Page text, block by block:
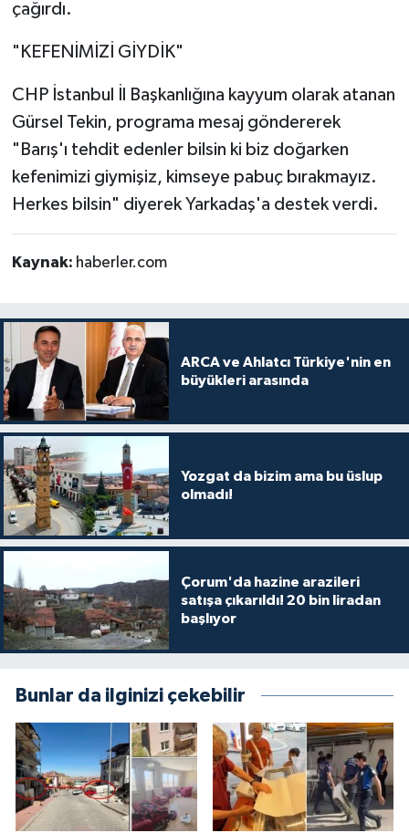
çağırdı.
"KEFENİMİZİ GİYDİK"
CHP İstanbul İl Başkanlığına kayyum olarak atanan
Gürsel Tekin, programa mesaj göndererek
"Barış'ı tehdit edenler bilsin ki biz doğarken
kefenimizi giymişiz, kimseye pabuç bırakmayız.
Herkes bilsin" diyerek Yarkadaş'a destek verdi.
Kaynak: haberler.com
ARCA ve Ahlatcı Türkiye'nin en
büyükleri arasında
Yozgat da bizim ama bu üslup
olmadı!
Çorum'da hazine arazileri
satışa çıkarıldı! 20 bin liradan
başlıyor
Bunlar da ilginizi çekebilir